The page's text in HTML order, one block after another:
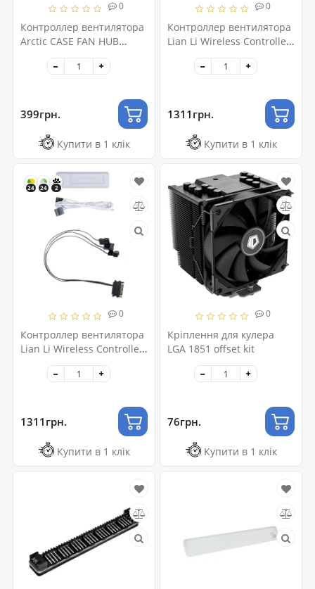
0
Контроллер вентилятора
Arctic CASE FAN HUB
(ACFAN00175A)
399грн.
Купити в 1 клік
0
Контроллер вентилятора
Lian Li Wireless Controller,
Black (G89.RF-T-B.01)
1311грн.
Купити в 1 клік
24 24 2
0
Контроллер вентилятора
Lian Li Wireless Controller,
White (G89.RF-T-W.01)
1311грн.
Купити в 1 клік
0
Кріплення для кулера
LGA 1851 offset kit
76грн.
Купити в 1 клік